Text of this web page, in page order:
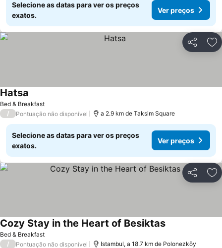
Selecione as datas para ver os preços
exatos.
Ver preços
Partilhar
Bed & Breakfast
Hatsa
/ Pontuação não disponível a 2.9 km de Taksim Square
Selecione as datas para ver os preços
exatos.
Ver preços
Partilhar
Bed & Breakfast
Cozy Stay in the Heart of Besiktas
/ Pontuação não disponível Istambul, a 18.7 km de Polonezköy